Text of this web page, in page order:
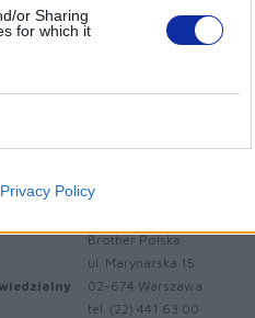
or Sharing
for which it
Privacy Policy
HSE611E
Brother Central and
Am Euro Platz 2/2/M1,
https://global.brother
Brother Polska
ul. Marynarska 15
02-674 Warszawa
tel. (22) 441 63 00